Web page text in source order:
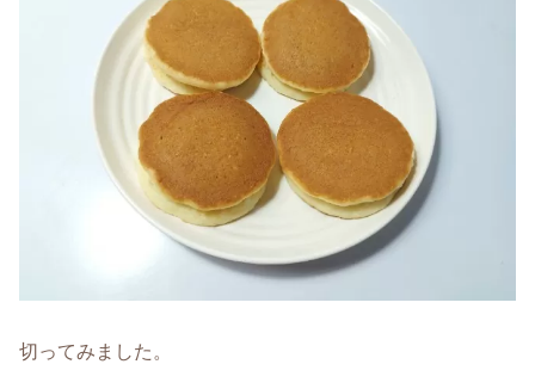
切ってみました。